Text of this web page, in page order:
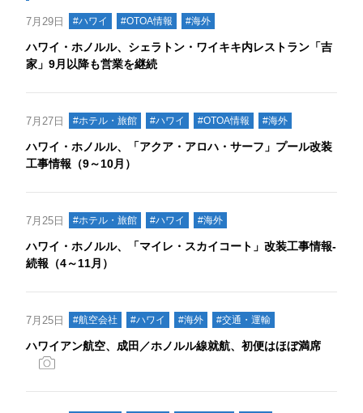
7月29日 #ハワイ #OTOA情報 #海外
ハワイ・ホノルル、シェラトン・ワイキキ内レストラン「吉
家」9月以降も営業を継続
7月27日 #ホテル・旅館 #ハワイ #OTOA情報 #海外
ハワイ・ホノルル、「アクア・アロハ・サーフ」プール改装
工事情報（9～10月）
7月25日 #ホテル・旅館 #ハワイ #海外
ハワイ・ホノルル、「マイレ・スカイコート」改装工事情報‐
続報（4～11月）
7月25日 #航空会社 #ハワイ #海外 #交通・運輸
ハワイアン航空、成田／ホノルル線就航、初便はほぼ満席